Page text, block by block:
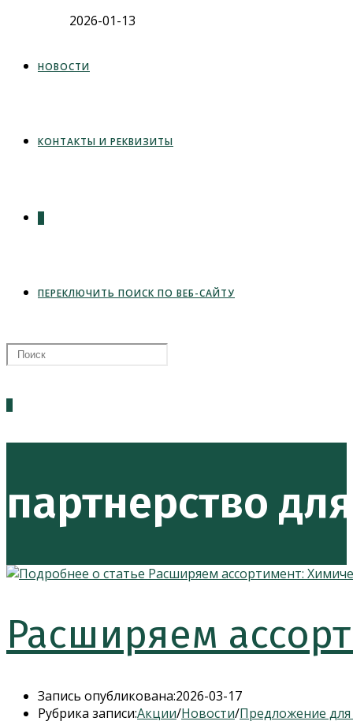
2026-01-13
НОВОСТИ
КОНТАКТЫ И РЕКВИЗИТЫ
ПЕРЕКЛЮЧИТЬ ПОИСК ПО ВЕБ-САЙТУ
партнерство
Расширяем
Запись опубликована:2026-03-17
Рубрика записи:Акции/Новости/Предложение